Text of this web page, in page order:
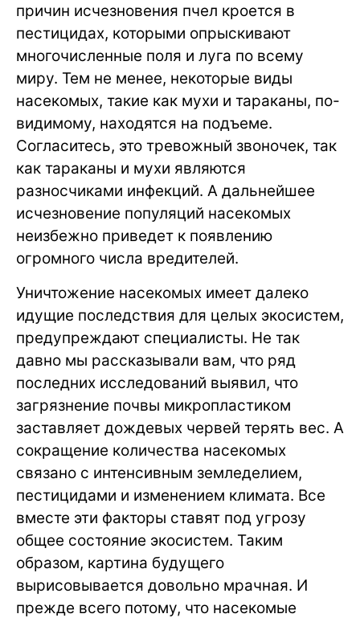
причин исчезновения пчел кроется в
пестицидах, которыми опрыскивают
многочисленные поля и луга по всему
миру. Тем не менее, некоторые виды
насекомых, такие как мухи и тараканы, по-
видимому, находятся на подъеме.
Согласитесь, это тревожный звоночек, так
как тараканы и мухи являются
разносчиками инфекций. А дальнейшее
исчезновение популяций насекомых
неизбежно приведет к появлению
огромного числа вредителей.
Уничтожение насекомых имеет далеко
идущие последствия для целых экосистем,
предупреждают специалисты. Не так
давно мы рассказывали вам, что ряд
последних исследований выявил, что
загрязнение почвы микропластиком
заставляет дождевых червей терять вес. А
сокращение количества насекомых
связано с интенсивным земледелием,
пестицидами и изменением климата. Все
вместе эти факторы ставят под угрозу
общее состояние экосистем. Таким
образом, картина будущего
вырисовывается довольно мрачная. И
прежде всего потому, что насекомые